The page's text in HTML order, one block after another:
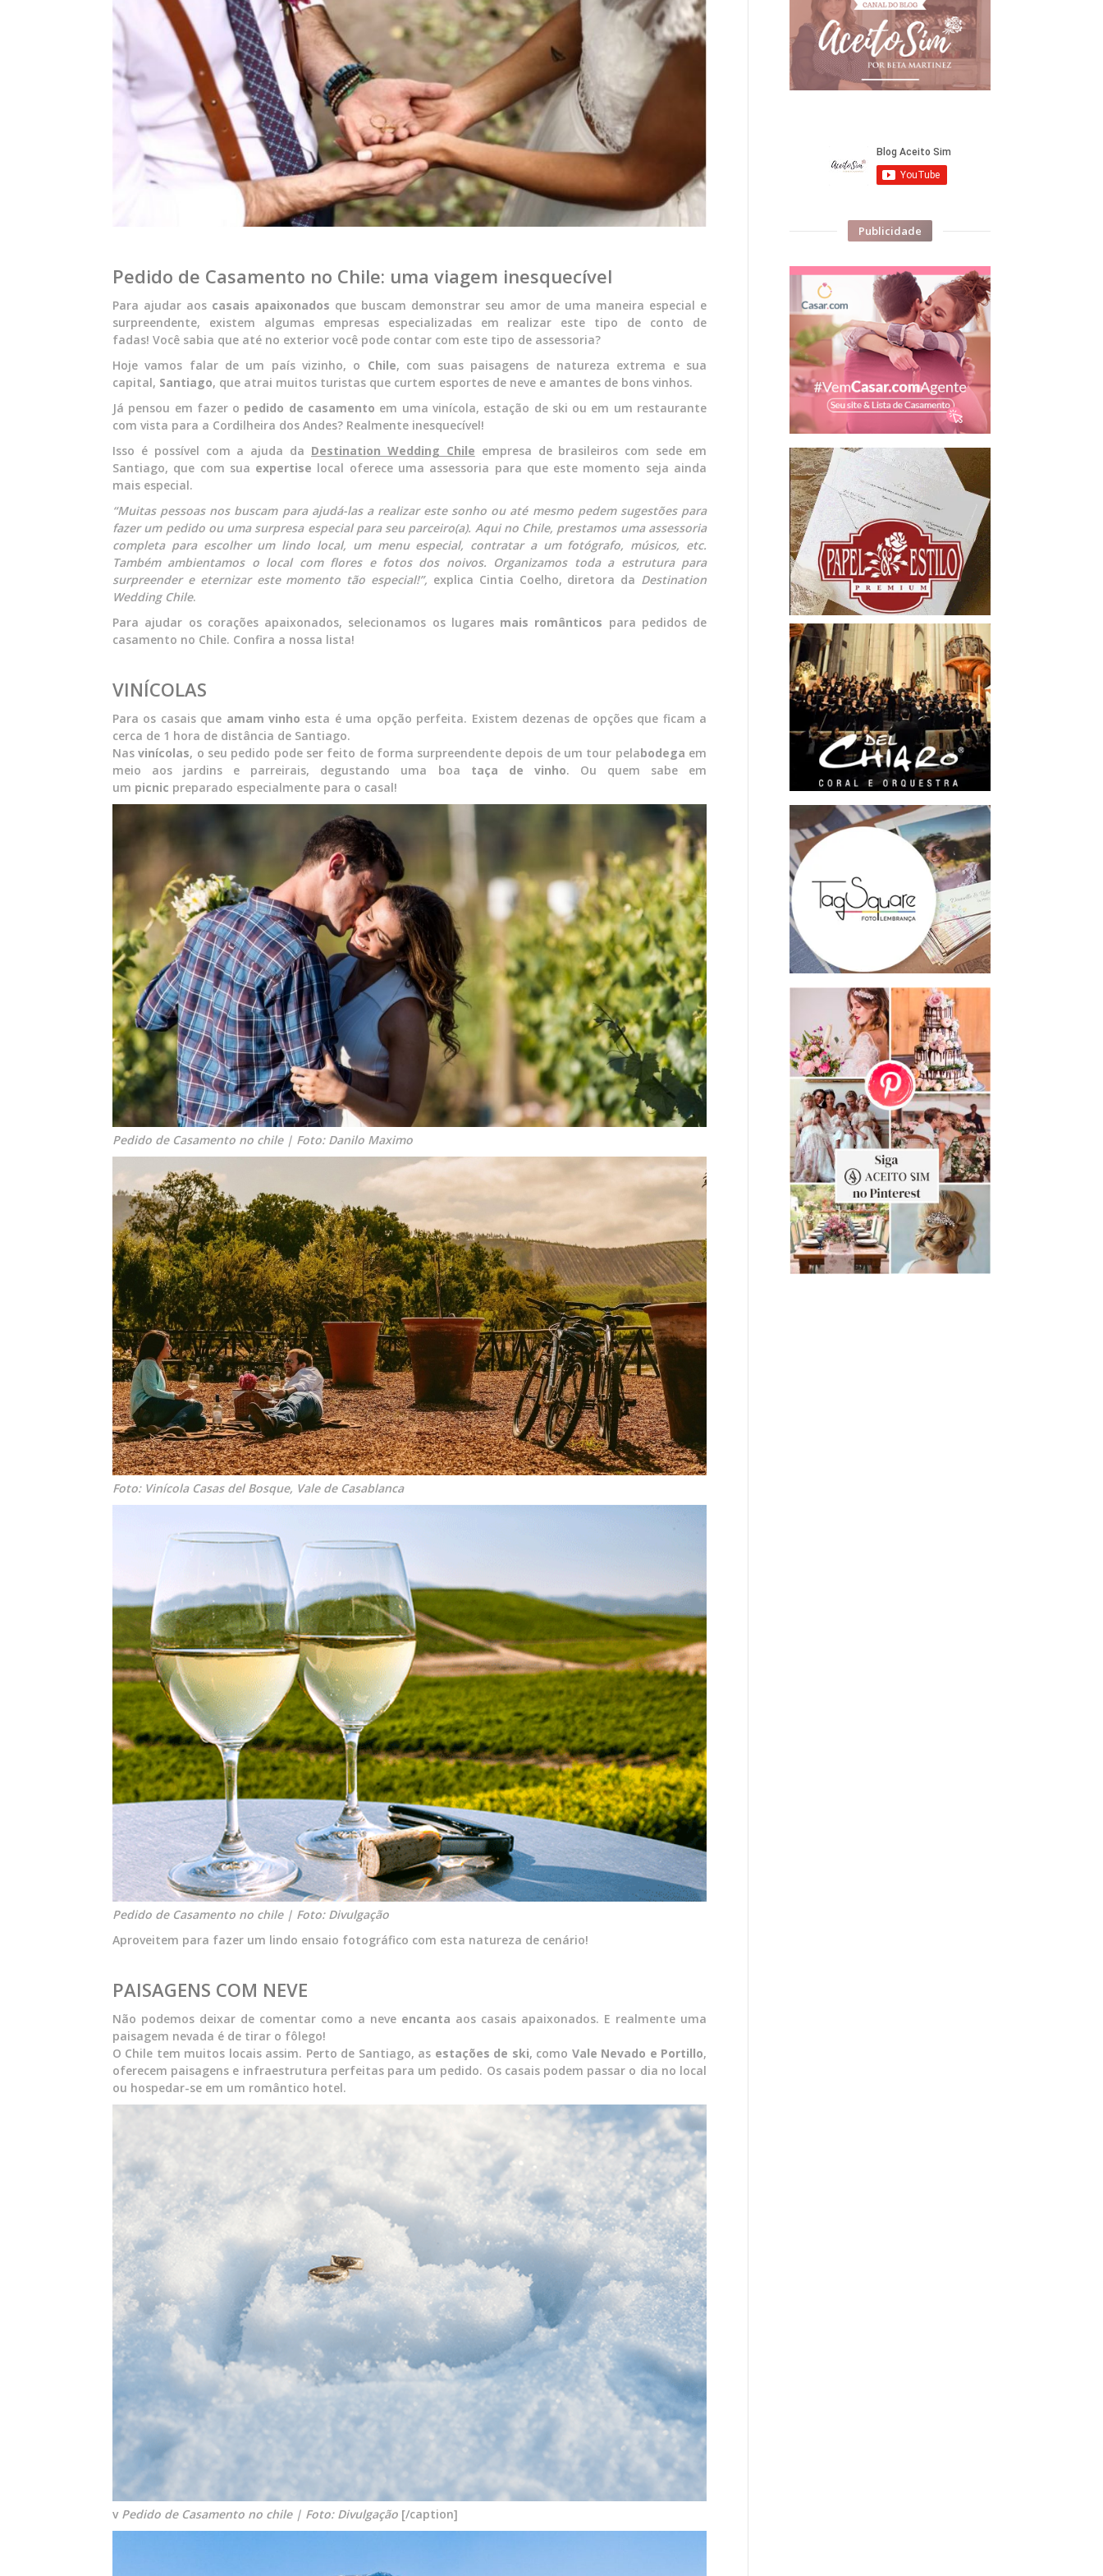
Pedido de Casamento no Chile: uma viagem inesquecível
Para ajudar aos casais apaixonados que buscam demonstrar seu amor de uma maneira especial e
surpreendente, existem algumas empresas especializadas em realizar este tipo de conto de
fadas! Você sabia que até no exterior você pode contar com este tipo de assessoria?
Hoje vamos falar de um país vizinho, o Chile, com suas paisagens de natureza extrema e sua
capital, Santiago, que atrai muitos turistas que curtem esportes de neve e amantes de bons vinhos.
Já pensou em fazer o pedido de casamento em uma vinícola, estação de ski ou em um restaurante
com vista para a Cordilheira dos Andes? Realmente inesquecível!
Isso é possível com a ajuda da Destination Wedding Chile empresa de brasileiros com sede em
Santiago, que com sua expertise local oferece uma assessoria para que este momento seja ainda
mais especial.
“Muitas pessoas nos buscam para ajudá-las a realizar este sonho ou até mesmo pedem sugestões para
fazer um pedido ou uma surpresa especial para seu parceiro(a). Aqui no Chile, prestamos uma assessoria
completa para escolher um lindo local, um menu especial, contratar a um fotógrafo, músicos, etc.
Também ambientamos o local com flores e fotos dos noivos. Organizamos toda a estrutura para
surpreender e eternizar este momento tão especial!”, explica Cintia Coelho, diretora da Destination
Wedding Chile.
Para ajudar os corações apaixonados, selecionamos os lugares mais românticos para pedidos de
casamento no Chile. Confira a nossa lista!
VINÍCOLAS
Para os casais que amam vinho esta é uma opção perfeita. Existem dezenas de opções que ficam a
cerca de 1 hora de distância de Santiago.
Nasvinícolas, o seu pedido pode ser feito de forma surpreendente depois de um tour pelabodega em
meio aos jardins e parreirais, degustando uma boa taça de vinho. Ou quem sabe em
um picnic preparado especialmente para o casal!
Pedido de Casamento no chile | Foto: Danilo Maximo
Foto: Vinícola Casas del Bosque, Vale de Casablanca
Pedido de Casamento no chile | Foto: Divulgação
Aproveitem para fazer um lindo ensaio fotográfico com esta natureza de cenário!
PAISAGENS COM NEVE
Não podemos deixar de comentar como a neve encanta aos casais apaixonados. E realmente uma
paisagem nevada é de tirar o fôlego!
O Chile tem muitos locais assim. Perto de Santiago, as estações de ski, como Vale Nevado e Portillo,
oferecem paisagens e infraestrutura perfeitas para um pedido. Os casais podem passar o dia no local
ou hospedar-se em um romântico hotel.
vPedido de Casamento no chile | Foto: Divulgação [/caption]
Publicidade